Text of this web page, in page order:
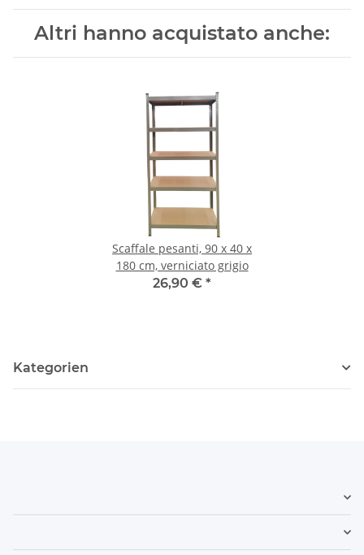
Altri hanno acquistato anche:
Scaffale pesanti, 90 x 40 x
180 cm, verniciato grigio
26,90 € *
Kategorien